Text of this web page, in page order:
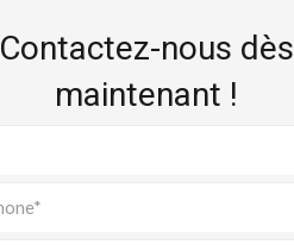
Contactez-nous dès
maintenant !